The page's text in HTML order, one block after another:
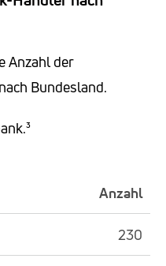
Anzahl der
Bundesland.
Anzahl
230